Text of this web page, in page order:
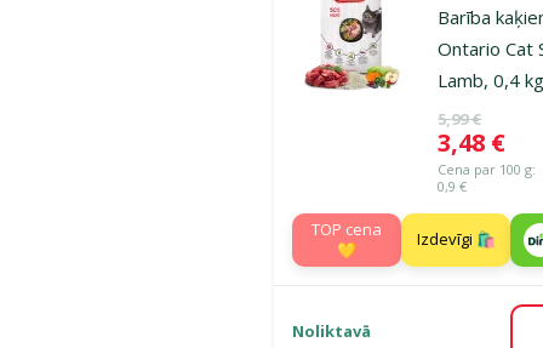
Barība
Ontario Cat
Lamb, 0,4
Oriģinālā
5,99 €
Cena
3,48 €
Cena par 100 g:
0,9 €
TOP cena
💛
Izdevīgi 🛍️
Noliktavā